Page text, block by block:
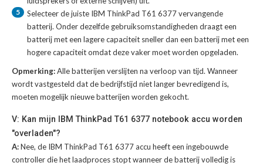
5 Selecteer de juiste IBM ThinkPad T61 6377 vervangende
batterij. Onder dezelfde gebruiksomstandigheden draagt een
batterij met een lagere capaciteit sneller dan een batterij met een
hogere capaciteit omdat deze vaker moet worden opgeladen.
Opmerking:Alle batterijen verslijten na verloop van tijd. Wanneer
wordt vastgesteld dat de bedrijfstijd niet langer bevredigend is,
moeten mogelijk nieuwe batterijen worden gekocht.
V: Kan mijn IBM ThinkPad T61 6377 notebook accu worden
"overladen"?
A:Nee, de IBM ThinkPad T61 6377 accu heeft een ingebouwde
controller die het laadproces stopt wanneer de batterij volledig is